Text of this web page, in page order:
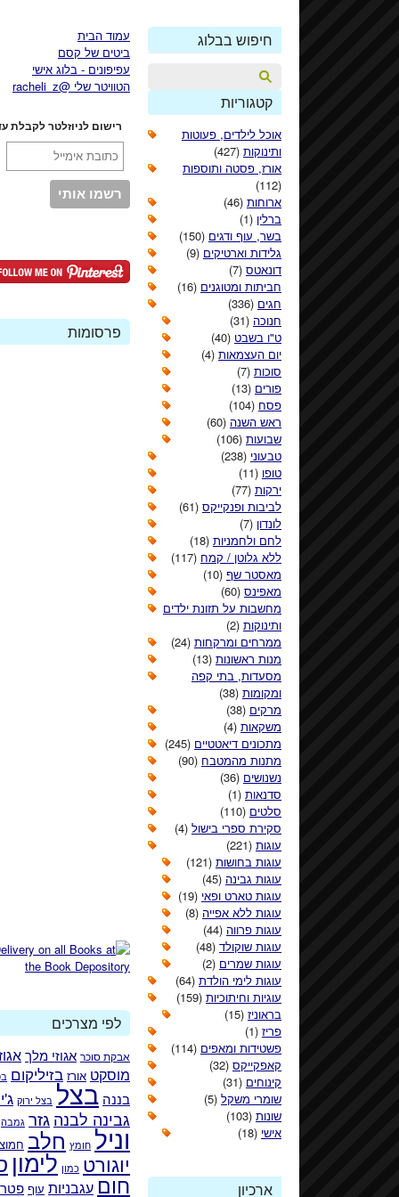
עמוד הבית
ביטים של קסם
עפיפונים - בלוג אישי
הטוויטר שלי @racheli_z
רישום לניוזלטר לקבלת
פרסומות
לפי מצרכים
אבקת סוכר אגוזי מלך
מוסקט אורז בזיליקום
בננה בצל בצל ירוק
גבינה לבנהגזר גמבה וניל חומץ חלב
יוגורט כמון לימון
חוםעגבניות עוף
חיפוש בבלוג
קטגוריות
אוכל לילדים, פעוטות
ותינוקות (427)
אורז, פסטה ותוספות
(112)
ארוחות (46)
ברלין (1)
בשר, עוף ודגים (150)
גלידות וארטיקים (9)
דונאטס (7)
חביתות ומטוגנים (16)
חגים (336)
חנוכה (31)
ט"ו בשבט (40)
יום העצמאות (4)
סוכות (7)
פורים (13)
פסח (104)
ראש השנה (60)
שבועות (106)
טבעוני (238)
טופו (11)
ירקות (77)
לביבות ופנקייקס (61)
לונדון (7)
לחם ולחמניות (18)
ללא גלוטן / קמח (117)
מאסטר שף (10)
מאפינס (60)
מחשבות על תזונת ילדים
ותינוקות (2)
ממרחים ומרקחות (24)
מנות ראשונות (13)
מסעדות, בתי קפה
ומקומות (38)
מרקים (38)
משקאות (4)
מתכונים דיאטטיים (245)
מתנות מהמטבח (90)
נשנושים (36)
סדנאות (1)
סלטים (110)
סקירת ספרי בישול (4)
עוגות (221)
עוגות בחושות (121)
עוגות גבינה (45)
עוגות טארט ופאי (19)
עוגות ללא אפייה (8)
עוגות פרווה (44)
עוגות שוקולד (48)
עוגות שמרים (2)
עוגות לימי הולדת (64)
עוגיות וחיתוכיות (159)
בראוניז (15)
פריז (1)
פשטידות ומאפים (114)
קאפקייקס (32)
קינוחים (31)
שומרי משקל (5)
שונות (103)
אישי (18)
ארכיון